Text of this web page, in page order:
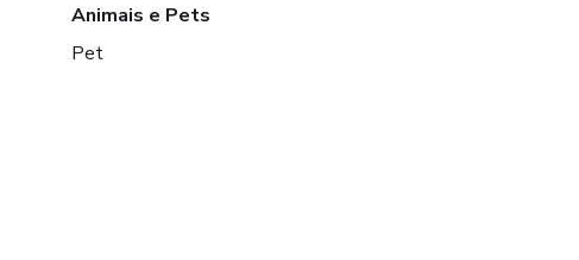
Animais e Pets
Pet